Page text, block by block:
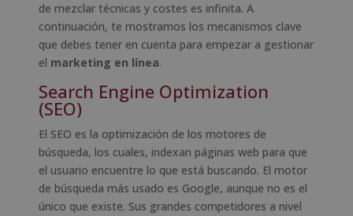
de mezclar técnicas y costes es infinita. A
continuación, te mostramos los mecanismos clave
que debes tener en cuenta para empezar a gestionar
el marketing en línea.
Search Engine Optimization
(SEO)
El SEO es la optimización de los motores de
búsqueda, los cuales, indexan páginas web para que
el usuario encuentre lo que está buscando. El motor
de búsqueda más usado es Google, aunque no es el
único que existe. Sus grandes competidores a nivel